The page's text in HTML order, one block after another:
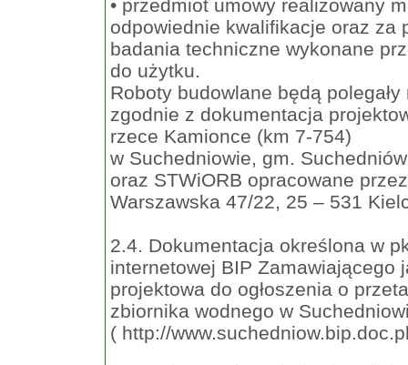
• przedmiot umowy realizowany
odpowiednie kwalifikacje oraz za
badania techniczne wykonane
do użytku.
Roboty budowlane będą
zgodnie z dokumentacja
rzece Kamionce (km 7-754)
w Suchedniowie, gm.
oraz STWiORB opracowane
Warszawska 47/22, 25 – 531
2.4. Dokumentacja określona w
internetowej BIP Zamawiającego
projektowa do ogłoszenia o
zbiornika wodnego w
( http://